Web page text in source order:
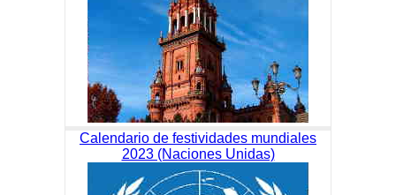
Calendario de festividades mundiales
2023 (Naciones Unidas)